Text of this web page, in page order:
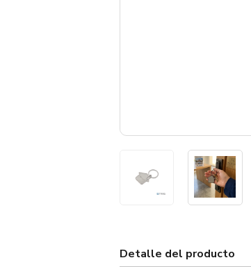
Detalle del producto